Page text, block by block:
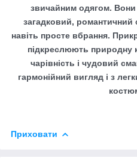
звичайним одягом.
загадковий, романтичний
навіть просте вбрання.
підкреслюють природну
чарівність і чудовий
гармонійний вигляд і з
Приховати